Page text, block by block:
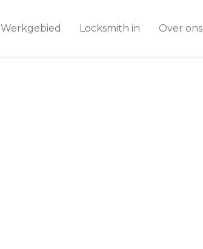
Werkgebied Locksmith in Over ons